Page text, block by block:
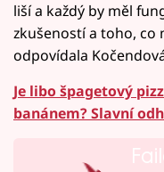
liší a každý by měl
zkušeností a toho, co
odpovídala
Je libo špagetový
banánem? Slavní